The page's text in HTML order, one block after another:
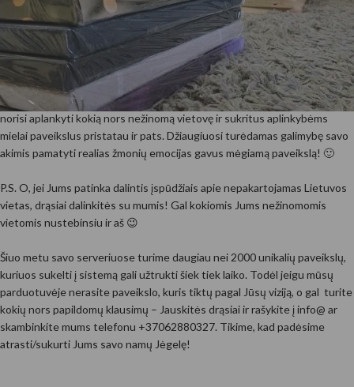
aplinkai, ES aplinkosaugos standartus atitinkančiais Latex pagrindo
dažais.
Nors dažniausiai siuntų pristatymą patikime mūsų mylimiems kurjeriams
– nenustebkite, jeigu pats asmeniškai Jums pristatysiu paveikslą
Vilniuje, Kaune, Alytuje ar kitoje Lietuvos vietoje. Pasitaiko dienų, kada
norisi aplankyti kokią nors nežinomą vietovę ir sukritus aplinkybėms
mielai paveikslus pristatau ir pats. Džiaugiuosi turėdamas galimybę savo
akimis pamatyti realias žmonių emocijas gavus mėgiamą paveikslą! 🙂
P.S. O, jei Jums patinka dalintis įspūdžiais apie nepakartojamas Lietuvos
vietas, drąsiai dalinkitės su mumis! Gal kokiomis Jums nežinomomis
vietomis nustebinsiu ir aš 😉
Šiuo metu savo serveriuose turime daugiau nei 2000 unikalių paveikslų,
kuriuos sukelti į sistemą gali užtrukti šiek tiek laiko. Todėl jeigu mūsų
parduotuvėje nerasite paveikslo, kuris tiktų pagal Jūsų viziją, o gal turite
kokių nors papildomų klausimų – Jauskitės drąsiai ir rašykite į info@ ar
skambinkite mums telefonu +37062880327. Tikime, kad padėsime
atrasti/sukurti Jums savo namų Jėgelę!